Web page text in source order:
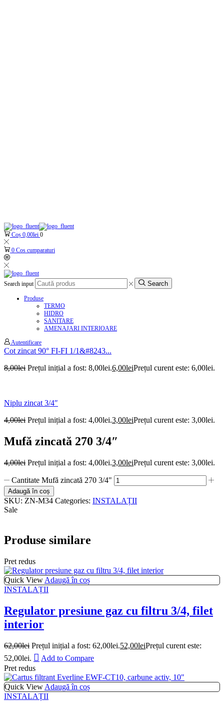
Coș 0,00lei 0
0 Cos cumparaturi
Search input Search
Produse
TERMO
HIDRO
SANITARE
AMENAJARI INTERIOARE
Autentificare
Cot zincat 90° FI-FI 1/1&#8243...
8,00lei Prețul inițial a fost: 8,00lei.6,00leiPrețul curent este: 6,00lei.
Niplu zincat 3/4″
4,00lei Prețul inițial a fost: 4,00lei.3,00leiPrețul curent este: 3,00lei.
Mufă zincată 270 3/4″
4,00lei Prețul inițial a fost: 4,00lei.3,00leiPrețul curent este: 3,00lei.
Cantitate Mufă zincată 270 3/4"
Adaugă în coș
SKU: ZN-M34 Categories: INSTALAȚII
Sale
Produse similare
Pret redus
Quick View Adaugă în coș
INSTALAȚII
Regulator presiune gaz cu filtru 3/4, filet
interior
62,00lei Prețul inițial a fost: 62,00lei.52,00leiPrețul curent este:
52,00lei.
Add to Compare
Pret redus
Quick View Adaugă în coș
INSTALAȚII